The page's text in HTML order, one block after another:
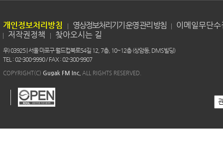
개인정보처리방침 영상정보처리기기 운영 관리 방침
이메일무단
저작권정책
찾아오시는 길
우) 03925 | 서울 마포구 월드컵북로54길 12, 7층, 10~12층 (상암동, DMS빌딩)
TEL : 02-300-9990 / FAX : 02-300-9907
COPYRIGHT(C) Gugak FM Inc. ALL RIGHTS RESERVED.